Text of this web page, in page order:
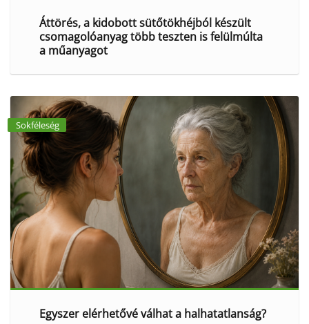
Áttörés, a kidobott sütőtökhéjból készült
csomagolóanyag több teszten is felülmúlta
a műanyagot
Sokféleség
Egyszer elérhetővé válhat a halhatatlanság?